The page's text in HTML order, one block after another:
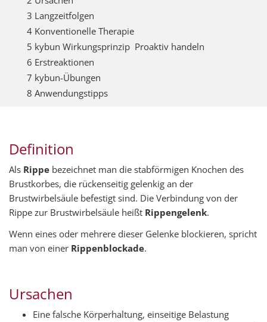
3 Langzeitfolgen
4 Konventionelle Therapie
5 kybun Wirkungsprinzip  Proaktiv handeln
6 Erstreaktionen
7 kybun-Übungen
8 Anwendungstipps
Definition
Als Rippe bezeichnet man die stabförmigen Knochen des
Brustkorbes, die rückenseitig gelenkig an der
Brustwirbelsäule befestigt sind. Die Verbindung von der
Rippe zur Brustwirbelsäule heißt Rippengelenk.
Wenn eines oder mehrere dieser Gelenke blockieren, spricht
man von einer Rippenblockade.
Ursachen
Eine falsche Körperhaltung, einseitige Belastung